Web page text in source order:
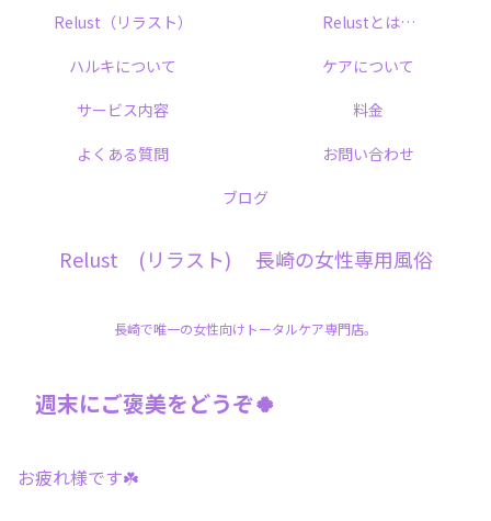
Relust (リラスト) 長崎の女性専用風俗
長崎で唯一の女性向けトータルケア専門店。
Relust（リラスト）
Relustとは…
ハルキについて
ケアについて
サービス内容
料金
よくある質問
お問い合わせ
ブログ
週末にご褒美をどうぞ🍀
お疲れ様です☘️